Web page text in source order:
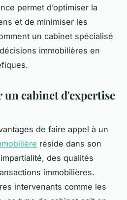
permet d’optimiser la
et de minimiser les
un cabinet spécialisé
immobilières en
cabinet d'expertise
de faire appel à un
réside dans son
des qualités
immobilières.
intervenants comme les